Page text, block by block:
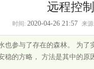
远程控
时间: 2020-04-26 21:57 来源:
也参与了存在的森林。 为
稳的方略， 方法是其中的